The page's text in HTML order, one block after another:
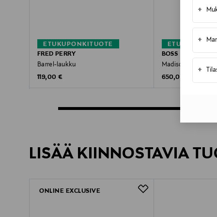
+
+
+
ETUKUPONKITUOTE
FRED PERRY
Barrel-laukku
Original Price
119,00 €
BOSS
Madison-laukku
Original Price
650,00 €
LISÄÄ KIINNOSTAVIA
ONLINE EXCLUSIVE